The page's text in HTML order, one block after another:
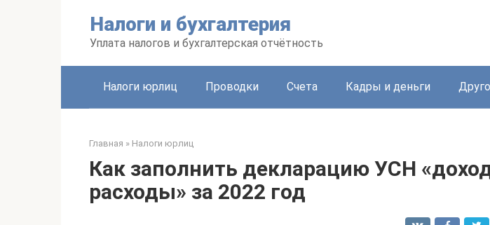
Налоги и бухгалтерия
Уплата налогов и бухгалтерская отчётность
Налоги юрлиц Проводки Счета Кадры и деньги
Главная » Налоги юрлиц
Как заполнить декларацию УСН
расходы» за 2022 год